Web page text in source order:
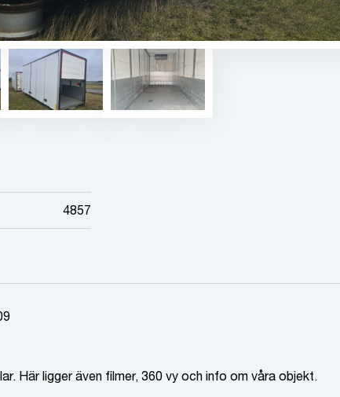
4857
Här ligger även filmer, 360 vy och info om våra objekt.